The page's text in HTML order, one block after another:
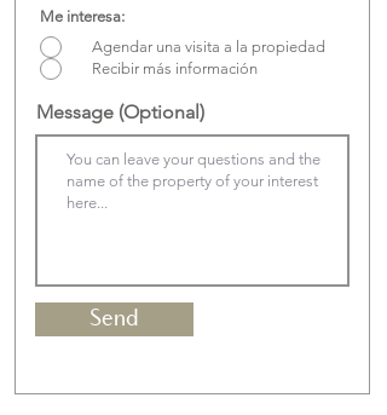
Me interesa:
Agendar una visita a la propiedad
Recibir más información
Message (Optional)
Send